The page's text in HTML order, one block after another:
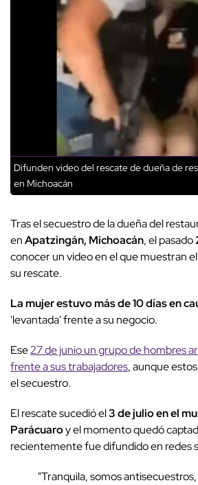
Difunden video del rescate de dueña de
en Michoacán
Tras el secuestro de la dueña del
enApatzingán, Michoacán, el pasado
conocer un video en el que muestran
su rescate.
La mujer estuvo más de 10 días en
'levantada' frente a su negocio.
Ese27 de junio un grupo de hombres
frente a sus trabajadores, aunque
el secuestro.
El rescate sucedió el3 de julio en el
Parácuaroy el momento quedó
recientemente fue difundido en redes
"Tranquila, somos